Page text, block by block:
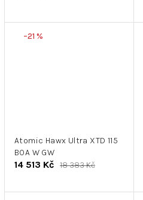
–21 %
Atomic Hawx Ultra XTD 115
BOA W GW
14 513 Kč 18 383 Kč